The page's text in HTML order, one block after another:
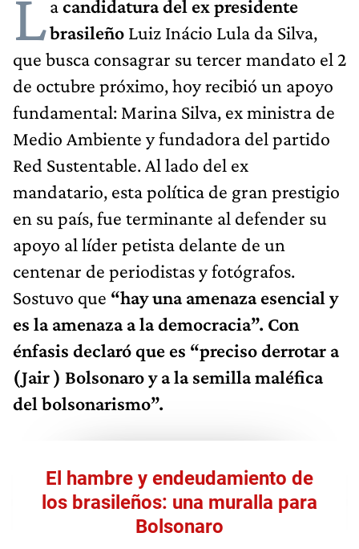
Lacandidatura del ex presidente
brasileño Luiz Inácio Lula da Silva,
que busca consagrar su tercer mandato el 2
de octubre próximo, hoy recibió un apoyo
fundamental: Marina Silva, ex ministra de
Medio Ambiente y fundadora del partido
Red Sustentable. Al lado del ex
mandatario, esta política de gran prestigio
en su país, fue terminante al defender su
apoyo al líder petista delante de un
centenar de periodistas y fotógrafos.
Sostuvo que “hay una amenaza esencial y
es la amenaza a la democracia”. Con
énfasis declaró que es “preciso derrotar a
(Jair ) Bolsonaro y a la semilla maléfica
del bolsonarismo”.
El hambre y endeudamiento de
los brasileños: una muralla para
Bolsonaro